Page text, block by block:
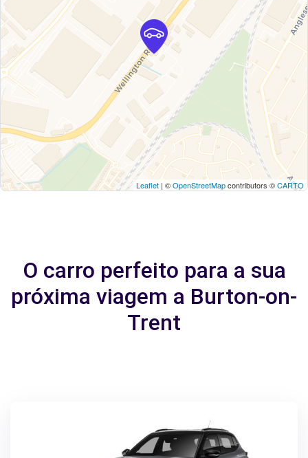
Leaflet | ©OpenStreetMapcontributors ©CARTO
O carro perfeito para a sua
próxima viagem a Burton-on-
Trent